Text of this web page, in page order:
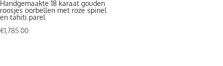
Handgemaakte 18 karaat gouden
roosjes oorbellen met roze spinel
en tahiti parel
€1,785.00